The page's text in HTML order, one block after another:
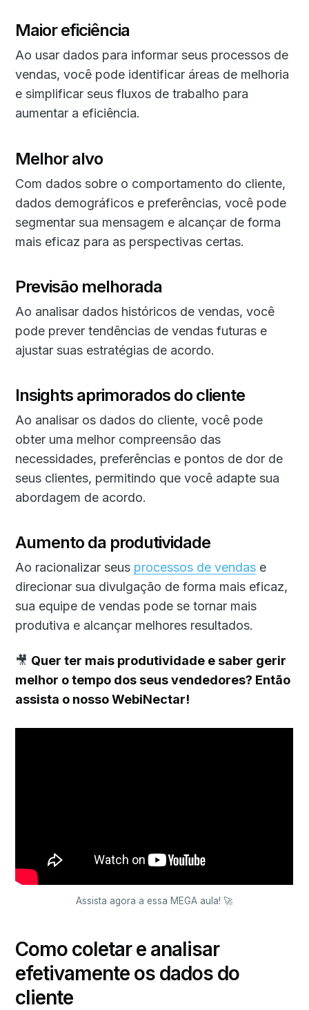
Maior eficiência
Ao usar dados para informar seus processos de
vendas, você pode identificar áreas de melhoria
e simplificar seus fluxos de trabalho para
aumentar a eficiência.
Melhor alvo
Com dados sobre o comportamento do cliente,
dados demográficos e preferências, você pode
segmentar sua mensagem e alcançar de forma
mais eficaz para as perspectivas certas.
Previsão melhorada
Ao analisar dados históricos de vendas, você
pode prever tendências de vendas futuras e
ajustar suas estratégias de acordo.
Insights aprimorados do cliente
Ao analisar os dados do cliente, você pode
obter uma melhor compreensão das
necessidades, preferências e pontos de dor de
seus clientes, permitindo que você adapte sua
abordagem de acordo.
Aumento da produtividade
Ao racionalizar seus processos de vendas e
direcionar sua divulgação de forma mais eficaz,
sua equipe de vendas pode se tornar mais
produtiva e alcançar melhores resultados.
🎥 Quer ter mais produtividade e saber gerir
melhor o tempo dos seus vendedores? Então
assista o nosso WebiNectar!
Assista agora a essa MEGA aula! 🚀
Como coletar e analisar
efetivamente os dados do
cliente